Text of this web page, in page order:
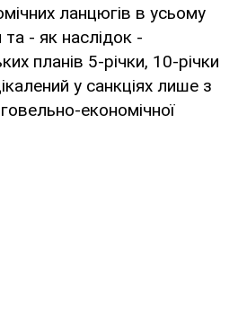
ланцюгів в усьому
та - як наслідок -
планів 5-річки, 10-річки
у санкціях лише з
економічної